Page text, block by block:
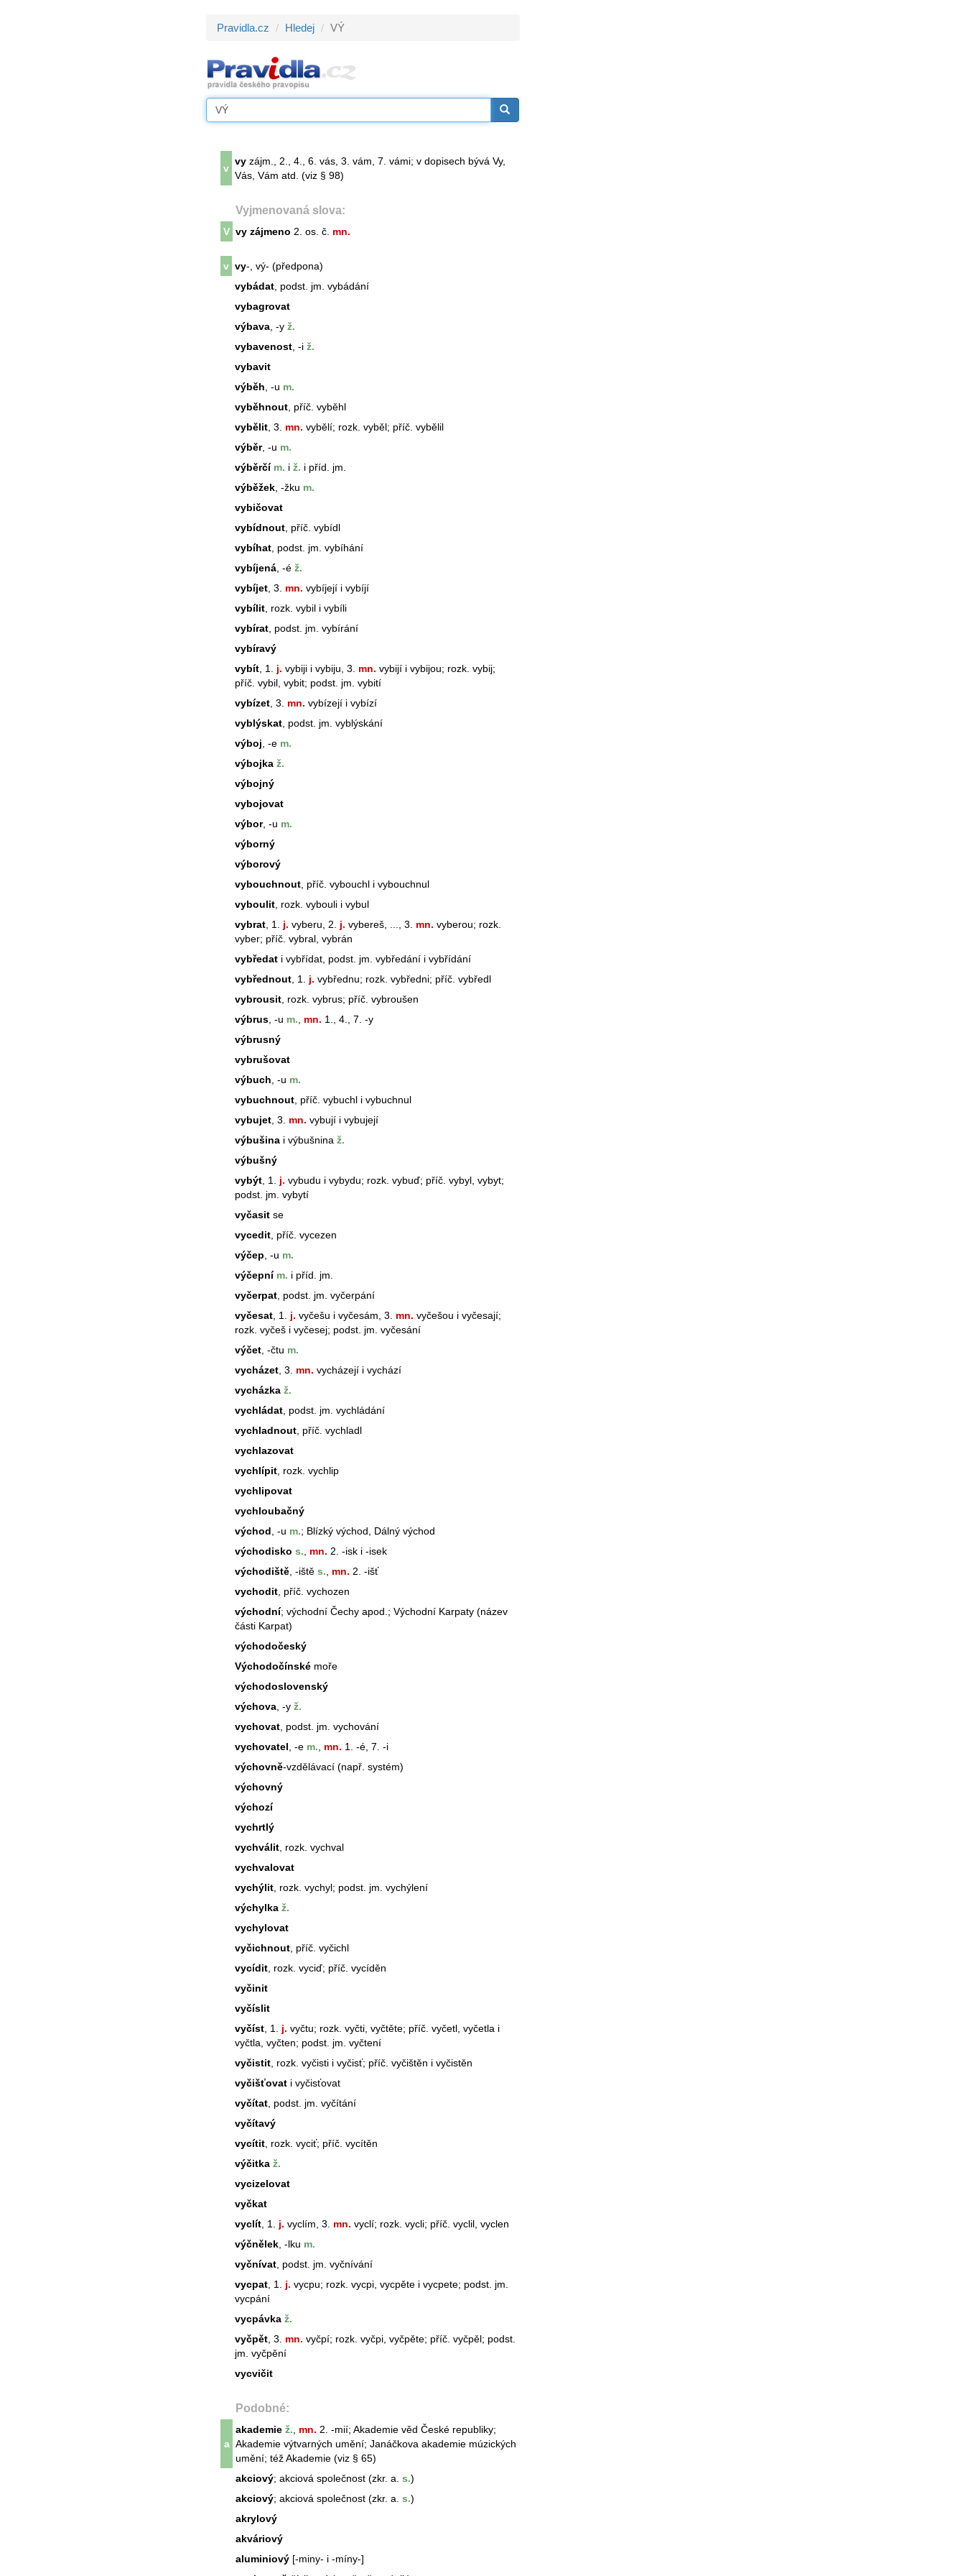
Pravidla.cz Hledej VÝ
v
vy zájm., 2., 4., 6. vás, 3. vám, 7. vámi; v dopisech bývá Vy,
Vás, Vám atd. (viz § 98)
Vyjmenovaná slova:
V vy zájmeno 2. os. č. mn.
v vy-, vý- (předpona)
vybádat , podst. jm. vybádání
vybagrovat
výbava , -y ž.
vybavenost , -i ž.
vybavit
výběh , -u m.
vyběhnout , příč. vyběhl
vybělit , 3. mn. vybělí; rozk. vyběl; příč. vybělil
výběr, -u m.
výběrčím. i ž. i příd. jm.
výběžek , -žku m.
vybičovat
vybídnout , příč. vybídl
vybíhat , podst. jm. vybíhání
vybíjená , -é ž.
vybíjet , 3. mn. vybíjejí i vybíjí
vybílit , rozk. vybil i vybíli
vybírat , podst. jm. vybírání
vybíravý
vybít , 1. j. vybiji i vybiju, 3. mn. vybijí i vybijou; rozk. vybij;
příč. vybil, vybit; podst. jm. vybití
vybízet , 3. mn. vybízejí i vybízí
vyblýskat , podst. jm. vyblýskání
výboj , -e m.
výbojka ž.
výbojný
vybojovat
výbor, -u m.
výborný
výborový
vybouchnout , příč. vybouchl i vybouchnul
vyboulit , rozk. vybouli i vybul
vybrat , 1. j. vyberu, 2. j. vybereš, ..., 3. mn. vyberou; rozk.
vyber; příč. vybral, vybrán
vybředat i vybřídat, podst. jm. vybředání i vybřídání
vybřednout , 1. j. vybřednu; rozk. vybředni; příč. vybředl
vybrousit , rozk. vybrus; příč. vybroušen
výbrus , -u m. mn. 1., 4., 7. -y
výbrusný
vybrušovat
výbuch , -u m.
vybuchnout , příč. vybuchl i vybuchnul
vybujet , 3. mn. vybují i vybujejí
výbušina i výbušnina ž.
výbušný
vybýt , 1. j. vybudu i vybydu; rozk. vybuď; příč. vybyl, vybyt;
podst. jm. vybytí
vyčasit se
vycedit , příč. vycezen
výčep , -u m.
výčepním. i příd. jm.
vyčerpat , podst. jm. vyčerpání
vyčesat , 1. j. vyčešu i vyčesám, 3. mn. vyčešou i vyčesají;
rozk. vyčeš i vyčesej; podst. jm. vyčesání
výčet , -čtu m.
vycházet , 3. mn. vycházejí i vychází
vycházka ž.
vychládat , podst. jm. vychládání
vychladnout , příč. vychladl
vychlazovat
vychlípit , rozk. vychlip
vychlipovat
vychloubačný
východ , -u m.; Blízký východ , Dálný východ
východisko s. mn. 2. -isk i -isek
východiště , -iště s. mn. 2. -išť
vychodit , příč. vychozen
východní; východní Čechy apod.; Východní Karpaty (název
části Karpat)
východočeský
Východočínské moře
východoslovenský
výchova , -y ž.
vychovat , podst. jm. vychování
vychovatel , -e m. mn. 1. -é, 7. -i
výchovně-vzdělávací (např. systém)
výchovný
výchozí
vychrtlý
vychválit , rozk. vychval
vychvalovat
vychýlit , rozk. vychyl; podst. jm. vychýlení
výchylka ž.
vychylovat
vyčichnout , příč. vyčichl
vycídit , rozk. vyciď; příč. vycíděn
vyčinit
vyčíslit
vyčíst , 1. j. vyčtu; rozk. vyčti, vyčtěte; příč. vyčetl, vyčetla i
vyčtla, vyčten; podst. jm. vyčtení
vyčistit , rozk. vyčisti i vyčisť; příč. vyčištěn i vyčistěn
vyčišťovat i vyčisťovat
vyčítat , podst. jm. vyčítání
vyčítavý
vycítit , rozk. vyciť; příč. vycítěn
výčitka ž.
vycizelovat
vyčkat
vyclít , 1. j. vyclím, 3. mn. vyclí; rozk. vycli; příč. vyclil, vyclen
výčnělek , -lku m.
vyčnívat , podst. jm. vyčnívání
vycpat , 1. j. vycpu; rozk. vycpi, vycpěte i vycpete; podst. jm.
vycpání
vycpávka ž.
vyčpět , 3. mn. vyčpí; rozk. vyčpi, vyčpěte; příč. vyčpěl; podst.
jm. vyčpění
vycvičit
Podobné:
a
akademie ž. mn. 2. -mií; Akademie věd České republiky;
Akademie výtvarných umění; Janáčkova akademie múzických
umění; též Akademie (viz § 65)
akciový; akciová společnost (zkr. a. s.)
akciový; akciová společnost (zkr. a. s.)
akrylový
akváriový
aluminiový [-miny- i -míny-]